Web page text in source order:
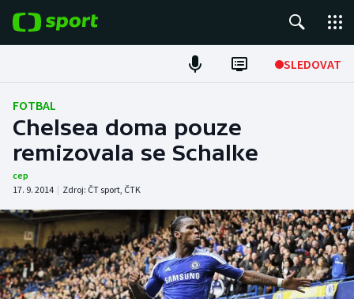
SLEDOVAT
Fotbal
Hokej
Atletika
Cyklistika
DALŠÍ SPORTY
FOTBAL
Chelsea doma pouze
remizovala se Schalke
cep
17. 9. 2014 | Zdroj: ČT sport, ČTK